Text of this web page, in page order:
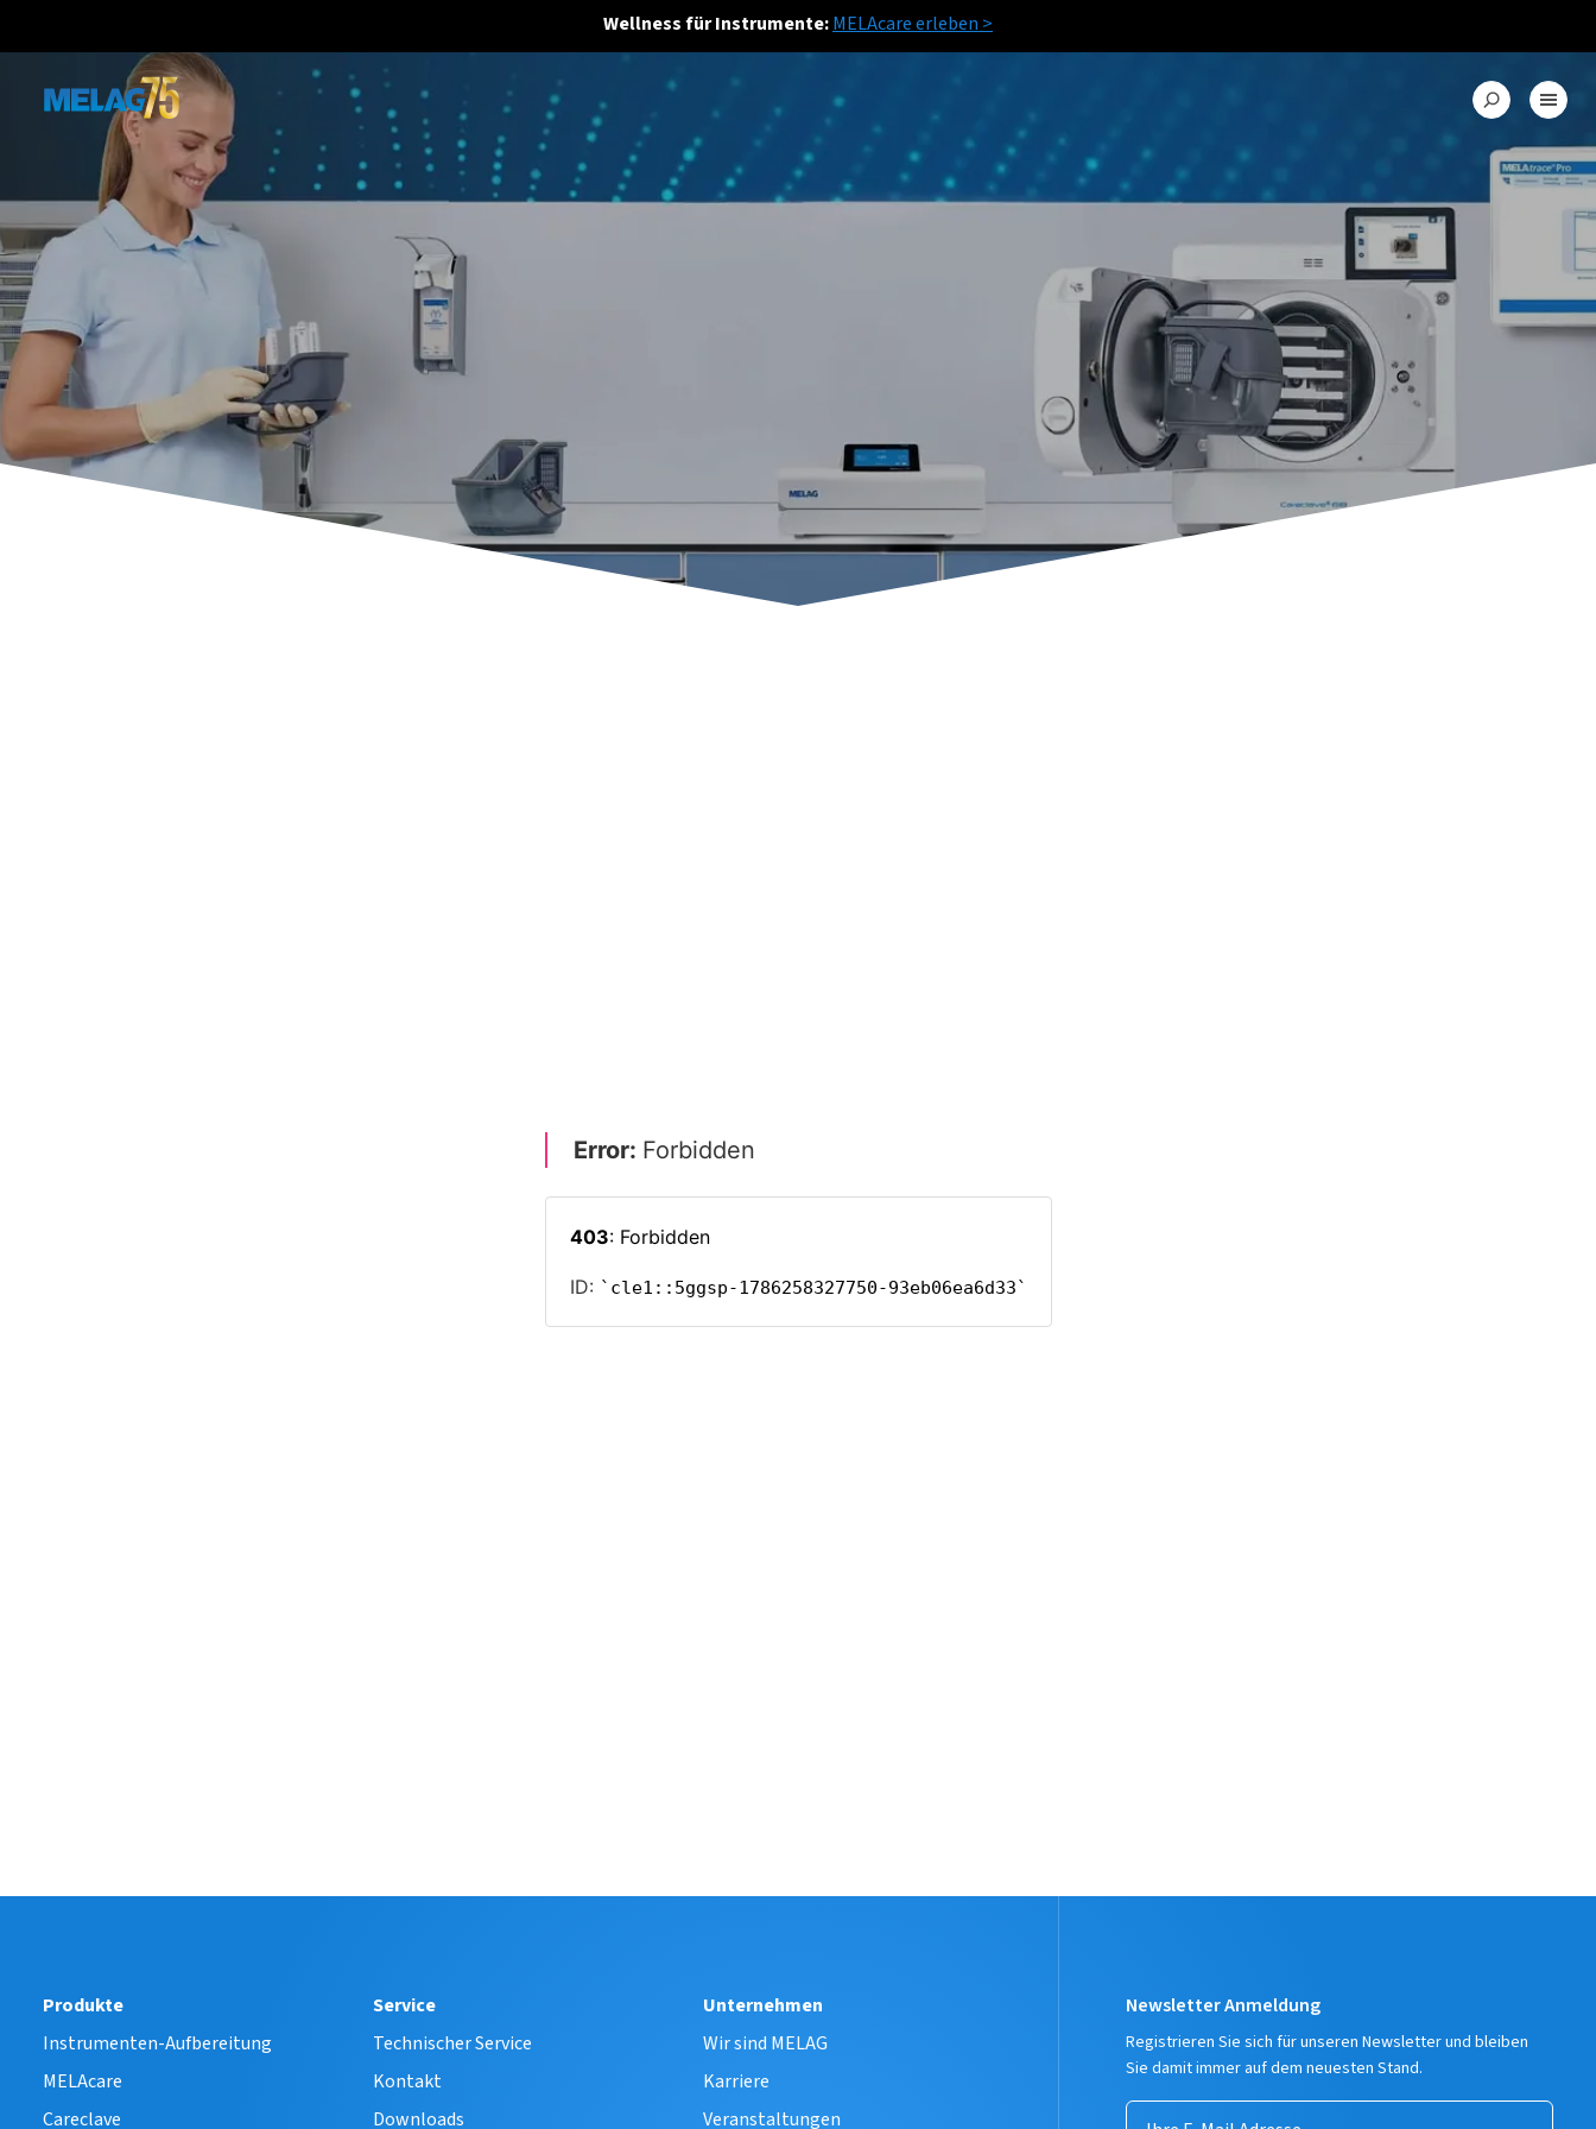
Wellness für Instrumente:MELAcare erleben >
Newsletter Anmeldung
Registrieren Sie sich für unseren Newsletter und bleiben
Sie damit immer auf dem neuesten Stand.
Produkte
Instrumenten-Aufbereitung
MELAcare
Careclave
Service
Technischer Service
Kontakt
Downloads
Unternehmen
Wir sind MELAG
Karriere
Veranstaltungen